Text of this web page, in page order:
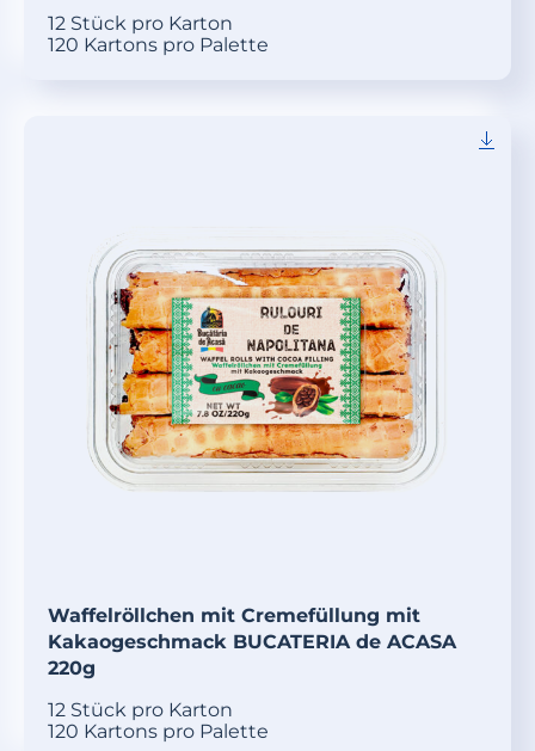
12 Stück pro Karton
120 Kartons pro Palette
Waffelröllchen mit Cremefüllung mit
Kakaogeschmack BUCATERIA de ACASA
220g
12 Stück pro Karton
120 Kartons pro Palette